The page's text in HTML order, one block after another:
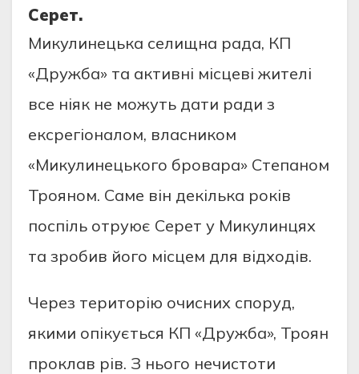
Серет.
Микулинецька селищна рада, КП
«Дружба» та активні місцеві жителі
все ніяк не можуть дати ради з
ексрегіоналом, власником
«Микулинецького бровара» Степаном
Трояном. Саме він декілька років
поспіль отруює Серет у Микулинцях
та зробив його місцем для відходів.
Через територію очисних споруд,
якими опікується КП «Дружба», Троян
проклав рів. З нього нечистоти